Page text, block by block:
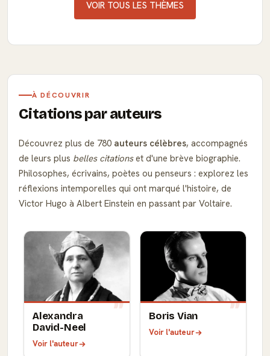
VOIR TOUS LES THÈMES
À DÉCOUVRIR
Citations par auteurs
Découvrez plus de 780 auteurs célèbres, accompagnés
de leurs plus belles citationset d'une brève biographie.
Philosophes, écrivains, poètes ou penseurs : explorez les
réflexions intemporelles qui ont marqué l'histoire, de
Victor Hugo à Albert Einstein en passant par Voltaire.
Alexandra
David-Neel
Voir l'auteur
Boris Vian
Voir l'auteur